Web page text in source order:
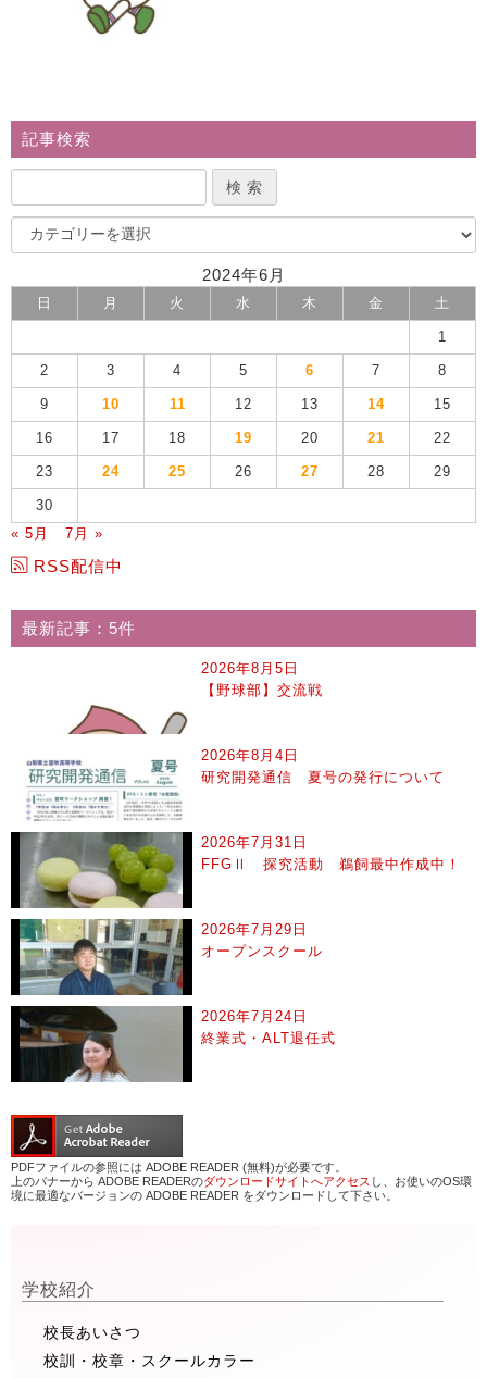
記事検索
2024年6月
日 月 火 水 木 金 土
1
2 3 4 5 6 7 8
9 10 11 12 13 14 15
16 17 18 19 20 21 22
23 24 25 26 27 28 29
30
« 5月
7月 »
RSS配信中
最新記事：5件
2026年8月5日
【野球部】交流戦
2026年8月4日
研究開発通信 夏号の発行について
2026年7月31日
FFGⅡ 探究活動 鵜飼最中作成中！
2026年7月29日
オープンスクール
2026年7月24日
終業式・ALT退任式
PDFファイルの参照には ADOBE READER (無料)が必要です。
上のバナーから ADOBE READERのダウンロードサイトへアクセス し、お使いのOS環
境に最適なバージョンの ADOBE READER をダウンロードして下さい。
学校紹介
校長あいさつ
校訓・校章・スクールカラー